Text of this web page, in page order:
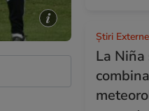
Știri Externe
La